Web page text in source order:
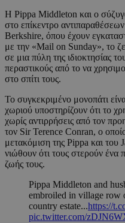
Η Pippa Middleton και ο
στο επίκεντρο
Berkshire, όπου έχουν
με την «Mail on Sunday», το
σε μια πύλη της ιδιοκτησίας
περαστικούς από το να
στο σπίτι τους.
Το συγκεκριμένο μονοπάτι
χωριού υποστηρίζουν ότι το
χωρίς αντιρρήσεις από τον
τον Sir Terence Conran, ο
μετακόμιση της Pippa και του
νιώθουν ότι τους στερούν
ζωής τους.
Pippa Middleton and
embroiled in village row
country estate...https://
pic.twitter.com/